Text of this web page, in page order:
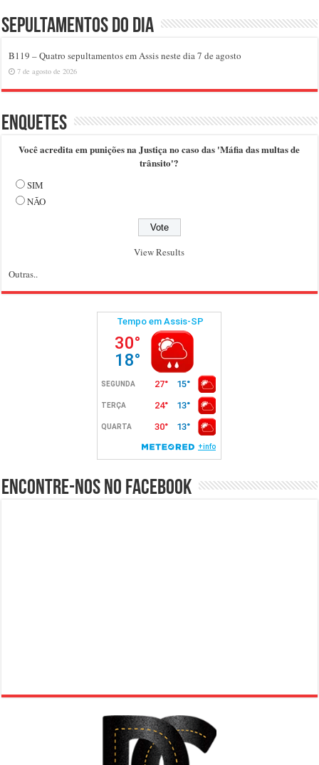
Sepultamentos do dia
B119 – Quatro sepultamentos em Assis neste dia 7 de agosto
7 de agosto de 2026
Enquetes
Você acredita em punições na Justiça no caso das 'Máfia das multas de
trânsito'?
SIM
NÃO
View Results
Outras..
Encontre-nos no Facebook